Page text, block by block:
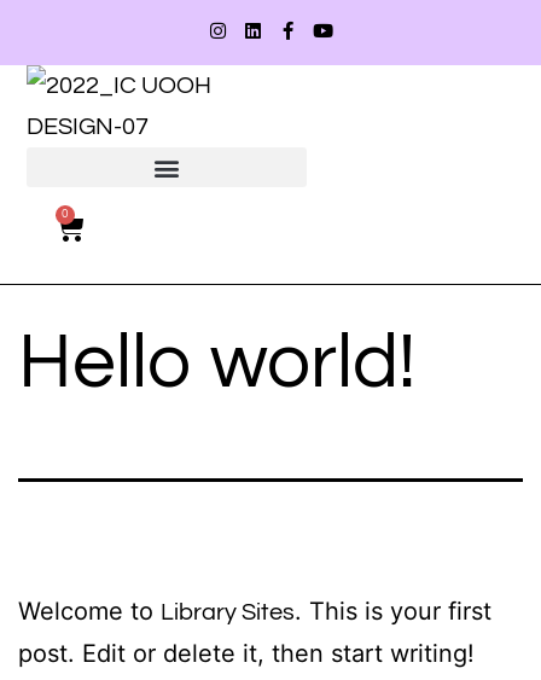
0
Hello world!
Welcome to Library Sites. This is your first
post. Edit or delete it, then start writing!